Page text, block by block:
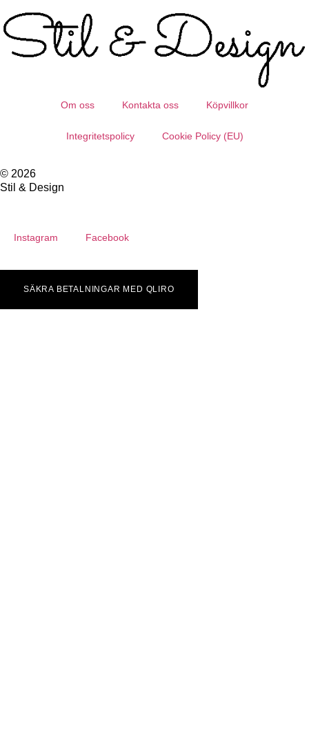
Om oss Kontakta oss Köpvillkor
Integritetspolicy Cookie Policy (EU)
© 2026
Stil & Design
Instagram Facebook
SÄKRA BETALNINGAR MED QLIRO